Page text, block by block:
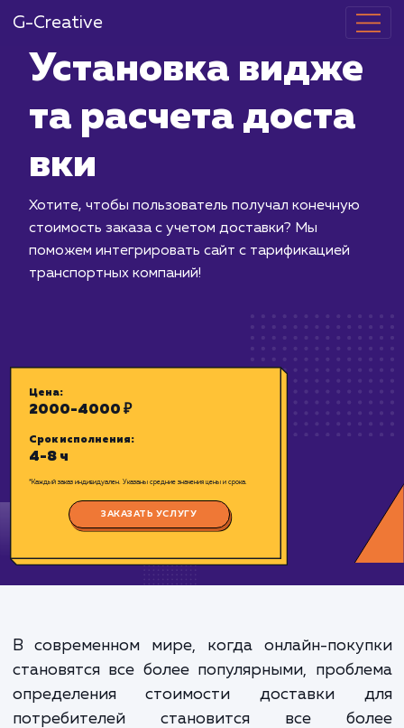
G-Creative
Установка
та расчета
вки
Хотите, чтобы пользователь
2000-4000 ₽
*Каждый заказ индивидуален. Указаны средние значения цены и срока.
ЗАКАЗАТЬ УСЛУГУ
В современном мире, когда онлайн-